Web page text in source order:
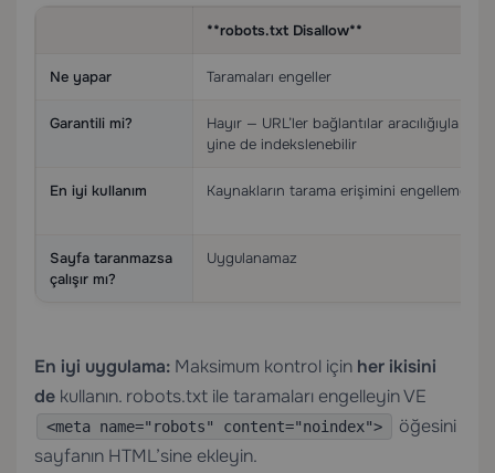
**robots.txt Disallow**
Ne yapar Taramaları engeller
Garantili mi?
Hayır — URL’ler bağlantılar aracılığıyla
yine de indekslenebilir
En iyi kullanım Kaynakların tarama erişimini engelleme
Sayfa taranmazsa
çalışır mı?
Uygulanamaz
En iyi uygulama: Maksimum kontrol için her ikisini
de kullanın. robots.txt ile taramaları engelleyin VE
<meta name="robots" content="noindex">
öğesini
sayfanın HTML’sine ekleyin.